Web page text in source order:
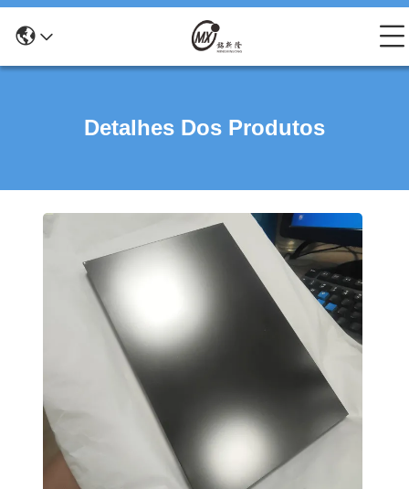
Detalhes Dos Produtos